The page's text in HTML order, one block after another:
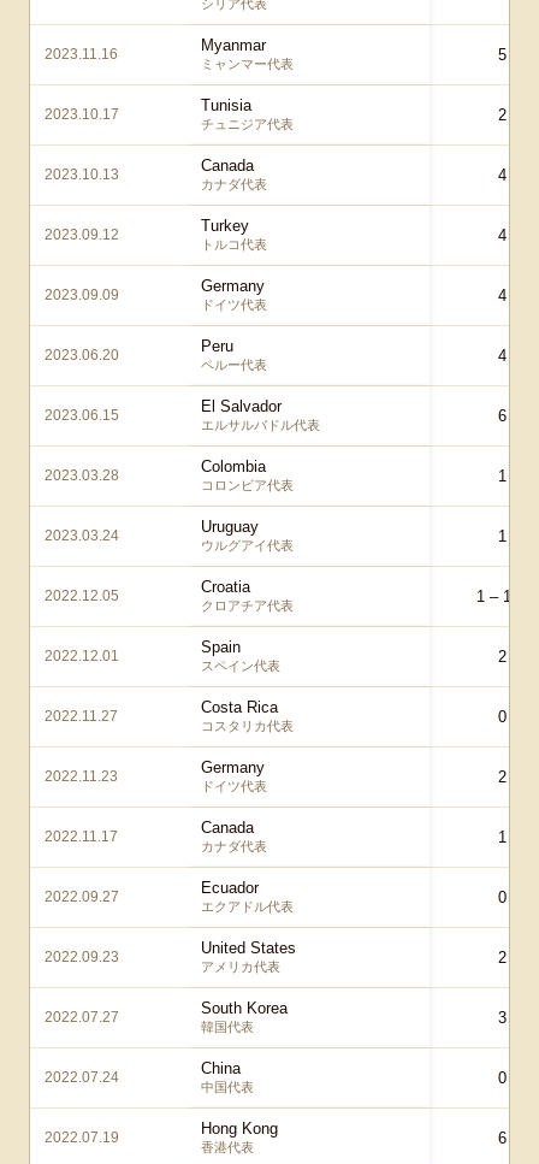
シリア代表
2023.11.16 Myanmar
ミャンマー代表 5 – 0
2023.10.17 Tunisia
チュニジア代表 2 – 0
2023.10.13 Canada
カナダ代表 4 – 1
2023.09.12 Turkey
トルコ代表 4 – 2
2023.09.09 Germany
ドイツ代表 4 – 1
2023.06.20 Peru
ペルー代表 4 – 1
2023.06.15 El Salvador
エルサルバドル代表 6 – 0
2023.03.28 Colombia
コロンビア代表 1 – 2
2023.03.24 Uruguay
ウルグアイ代表 1 – 1
2022.12.05 Croatia
クロアチア代表 1 – 1
2022.12.01 Spain
スペイン代表 2 – 1
2022.11.27 Costa Rica
コスタリカ代表 0 – 1
2022.11.23 Germany
ドイツ代表 2 – 1
2022.11.17 Canada
カナダ代表 1 – 2
2022.09.27 Ecuador
エクアドル代表 0 – 0
2022.09.23 United States
アメリカ代表 2 – 0
2022.07.27 South Korea
韓国代表 3 – 0
2022.07.24 China
中国代表 0 – 0
2022.07.19 Hong Kong
香港代表 6 – 0